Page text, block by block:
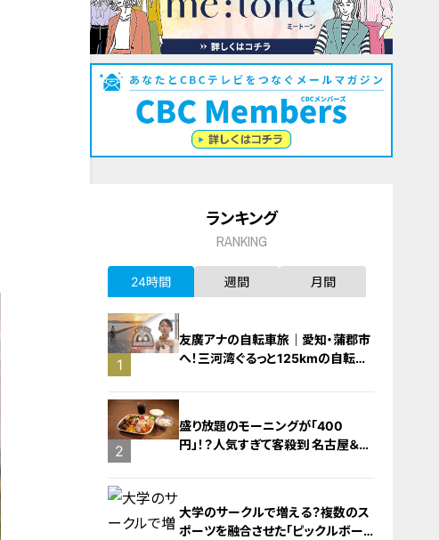
ランキング
RANKING
24時間 週間 月間
1
友廣アナの自転車旅｜愛知・蒲郡市
へ！三河湾ぐるっと125kmの自転車
2
盛り放題のモーニングが「400
円」！？人気すぎて客殺到 名古屋＆岐
大学のサークルで増える？複数のス
ポーツを融合させた「ピックルボー